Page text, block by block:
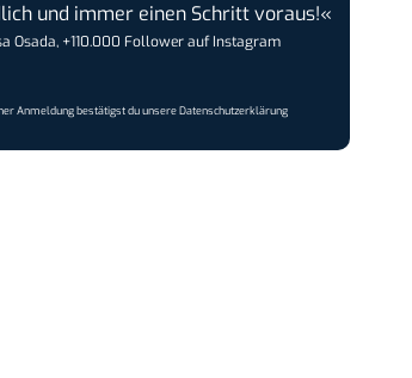
und immer einen Schritt voraus!«
Osada, +110.000 Follower auf Instagram
Anmeldung bestätigst du unsereDatenschutzerklärung